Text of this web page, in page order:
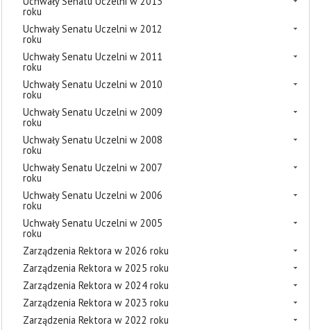
roku
Uchwały Senatu Uczelni w 2012
roku
Uchwały Senatu Uczelni w 2011
roku
Uchwały Senatu Uczelni w 2010
roku
Uchwały Senatu Uczelni w 2009
roku
Uchwały Senatu Uczelni w 2008
roku
Uchwały Senatu Uczelni w 2007
roku
Uchwały Senatu Uczelni w 2006
roku
Uchwały Senatu Uczelni w 2005
roku
Zarządzenia Rektora w 2026 roku
Zarządzenia Rektora w 2025 roku
Zarządzenia Rektora w 2024 roku
Zarządzenia Rektora w 2023 roku
Zarządzenia Rektora w 2022 roku